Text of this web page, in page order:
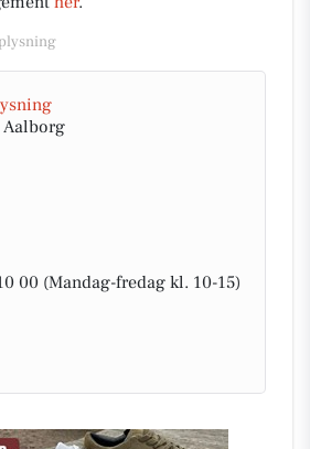
Aalborg
00 (Mandag-fredag kl. 10-15)